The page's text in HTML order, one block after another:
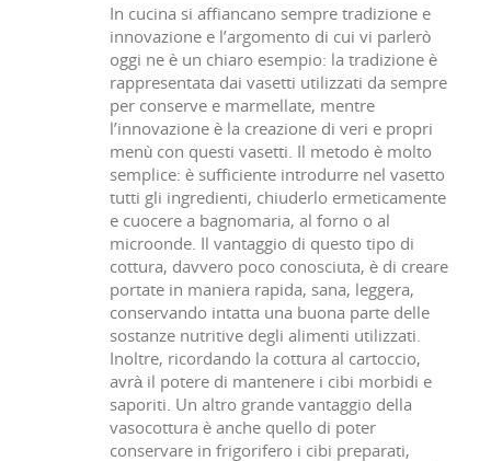
In cucina si affiancano sempre tradizione e
innovazione e l’argomento di cui vi parlerò
oggi ne è un chiaro esempio: la tradizione è
rappresentata dai vasetti utilizzati da sempre
per conserve e marmellate, mentre
l’innovazione è la creazione di veri e propri
menù con questi vasetti. Il metodo è molto
semplice: è sufficiente introdurre nel vasetto
tutti gli ingredienti, chiuderlo ermeticamente
e cuocere a bagnomaria, al forno o al
microonde. Il vantaggio di questo tipo di
cottura, davvero poco conosciuta, è di creare
portate in maniera rapida, sana, leggera,
conservando intatta una buona parte delle
sostanze nutritive degli alimenti utilizzati.
Inoltre, ricordando la cottura al cartoccio,
avrà il potere di mantenere i cibi morbidi e
saporiti. Un altro grande vantaggio della
vasocottura è anche quello di poter
conservare in frigorifero i cibi preparati,